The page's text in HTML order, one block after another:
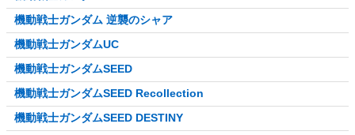
機動戦士ガンダム 逆襲のシャア
機動戦士ガンダムUC
機動戦士ガンダムSEED
機動戦士ガンダムSEED Recollection
機動戦士ガンダムSEED DESTINY